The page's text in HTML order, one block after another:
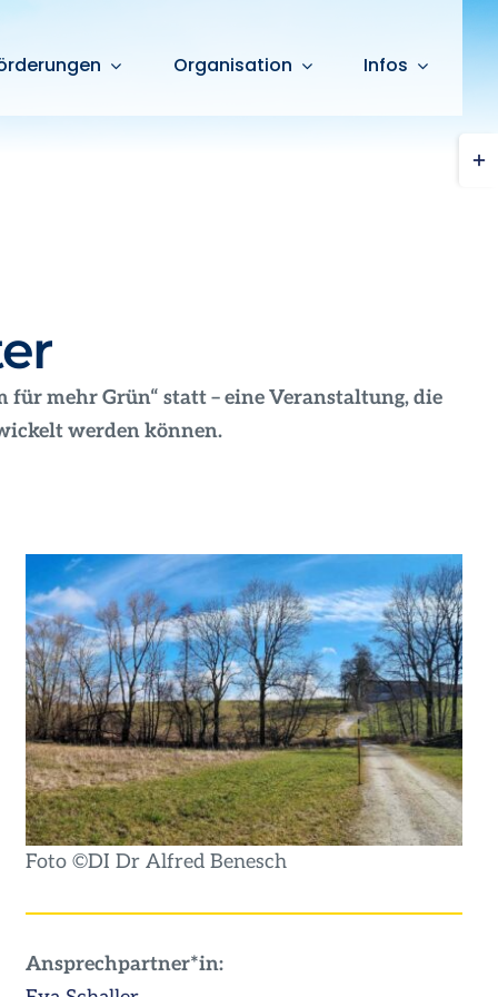
Organisation Infos
für mehr Grün“ statt – eine Veranstaltung, die
werden können.
Foto ©DI Dr Alfred Benesch
Ansprechpartner*in: